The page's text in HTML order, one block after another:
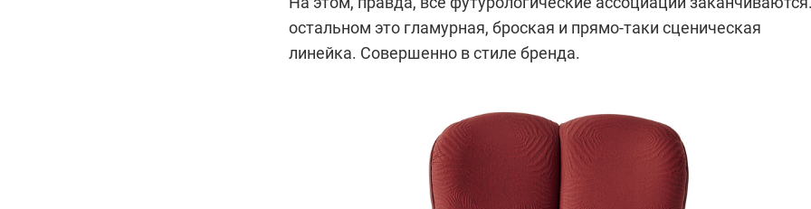
остальном это гламурная, броская и прямо-таки сценическая
линейка. Совершенно в стиле бренда.